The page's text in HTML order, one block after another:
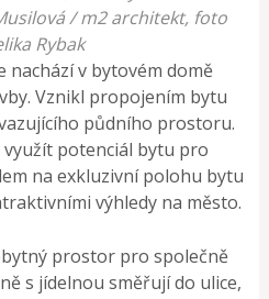
/ m2 architekt, foto
Rybak
v bytovém domě
Vznikl propojením bytu
půdního prostoru.
potenciál bytu pro
na exkluzivní polohu bytu
výhledy na město.
prostor pro společně
s jídelnou směřují do ulice,